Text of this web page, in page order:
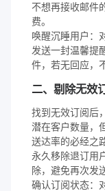
不想再接收邮件
费。
唤醒沉睡用户：
发送一封温馨提
件，若无回应，
二、剔除无效
找到无效订阅后
潜在客户数量，
送达率的必经之
永久移除退订用
除，避免再次发
确认订阅状态：